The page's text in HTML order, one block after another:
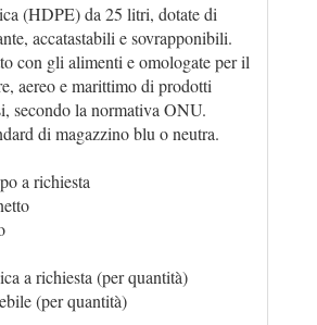
(HDPE) da 25 litri, dotate di
accatastabili e sovrapponibili.
con gli alimenti e omologate per il
aereo e marittimo di prodotti
secondo la normativa ONU.
di magazzino blu o neutra.
a richiesta
a richiesta (per quantità)
(per quantità)